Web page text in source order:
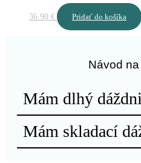
36.90 € Pridať do košíka
Návod
Mám dlhý
Mám skladací